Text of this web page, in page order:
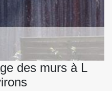
des murs à L